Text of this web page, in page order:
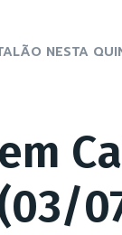
NESTA